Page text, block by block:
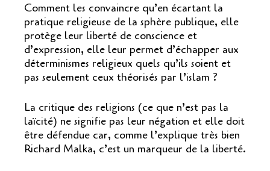
Comment les convaincre qu’en écartant la
pratique religieuse de la sphère publique, elle
protège leur liberté de conscience et
d’expression, elle leur permet d’échapper aux
déterminismes religieux quels qu’ils soient et
pas seulement ceux théorisés par l’islam ?
La critique des religions (ce que n’est pas la
laïcité) ne signifie pas leur négation et elle doit
être défendue car, comme l’explique très bien
Richard Malka, c’est un marqueur de la liberté.